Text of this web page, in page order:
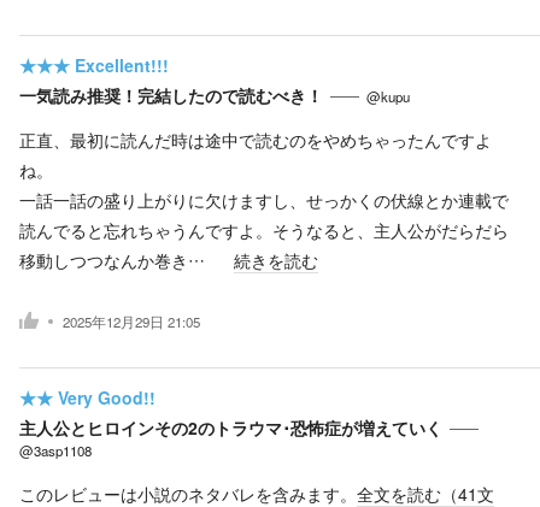
★★★ Excellent!!!
一気読み推奨！完結したので読むべき！
@kupu
正直、最初に読んだ時は途中で読むのをやめちゃったんですよ
ね。
一話一話の盛り上がりに欠けますし、せっかくの伏線とか連載で
読んでると忘れちゃうんですよ。そうなると、主人公がだらだら
移動しつつなんか巻き…
続きを読む
2025年12月29日 21:05
★★ Very Good!!
主人公とヒロインその2のトラウマ･恐怖症が増えていく
@3asp1108
このレビューは小説のネタバレを含みます。 全文を読む（41文